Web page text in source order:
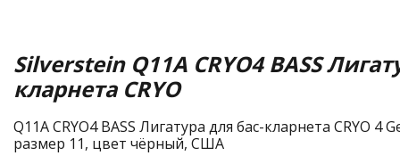
Silverstein Q11A CRYO4 BASS
кларнета CRYO
Q11A CRYO4 BASS Лигатура для бас-кларнета CRYO 4
размер 11, цвет чёрный, США